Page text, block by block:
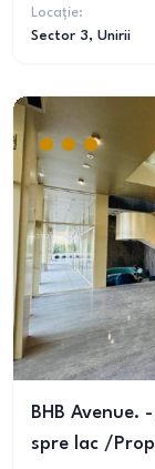
Locație:
Sector 3, Unirii
BHB Avenue.
spre lac /